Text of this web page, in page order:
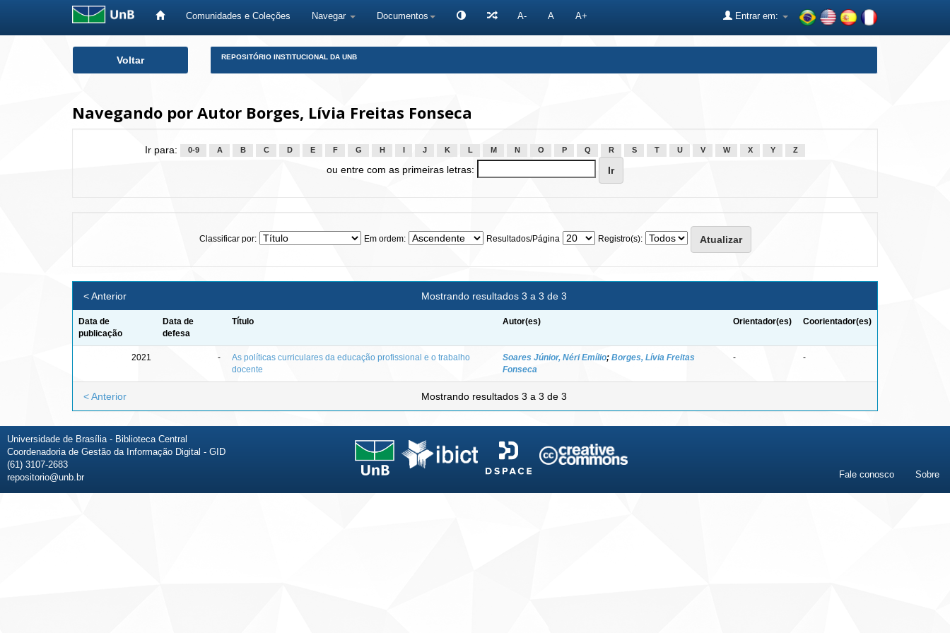
Comunidades e Coleções Navegar Documentos A- A A+ Entrar em:
Voltar REPOSITÓRIO INSTITUCIONAL DA UNB
Navegando por Autor Borges, Lívia Freitas Fonseca
Ir para: 0-9 A B C D E F G H J K L M N O P Q R S T U V W X Y Z
ou entre com as primeiras letras:
Classificar por: Em ordem: Resultados/Página Registro(s):
Mostrando resultados 3 a 3 de 3
< Anterior
Data de
publicação
Data de
defesa
Título Autor(es) Orientador(es) Coorientador(es)
2021 -
As políticas curriculares da educação profissional e o trabalho
docente
Soares Júnior, Néri Emílio; Borges, Lívia Freitas
Fonseca
- -
Mostrando resultados 3 a 3 de 3
< Anterior
Universidade de Brasília - Biblioteca Central
Coordenadoria de Gestão da Informação Digital - GID
(61) 3107-2683
repositorio@unb.br
Fale conosco Sobre